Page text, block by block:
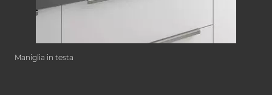
Maniglia in testa